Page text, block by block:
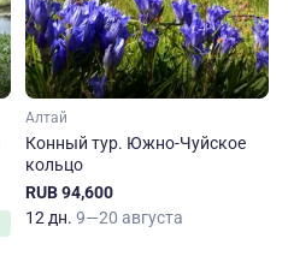
Алтай
Конный тур. Южно-Чуйское
кольцо
RUB 94,600
12 дн. 9—20 августа